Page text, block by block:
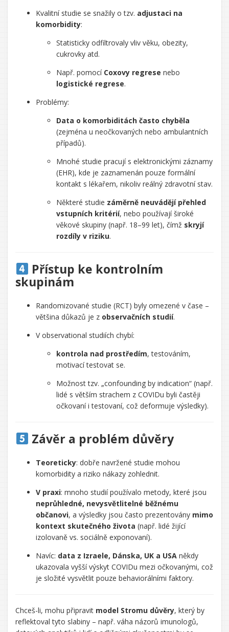
Kvalitní studie se snažily o tzv. adjustaci na
komorbidity:
Statisticky odfiltrovaly vliv věku, obezity,
cukrovky atd.
Např. pomocí Coxovy regrese nebo
logistické regrese.
Problémy:
Data o komorbiditách často chyběla
(zejména u neočkovaných nebo ambulantních
případů).
Mnohé studie pracují s elektronickými záznamy
(EHR), kde je zaznamenán pouze formální
kontakt s lékařem, nikoliv reálný zdravotní stav.
Některé studie záměrně neuvádějí přehled
vstupních kritérií, nebo používají široké
věkové skupiny (např. 18–99 let), čímž skryjí
rozdíly v riziku.
Přístup ke kontrolním
skupinám
Randomizované studie (RCT) byly omezené v čase –
většina důkazů je z observačních studií.
V observational studiích chybí:
kontrola nad prostředím, testováním,
motivací testovat se.
Možnost tzv. „confounding by indication“ (např.
lidé s větším strachem z COVIDu byli častěji
očkovaní i testovaní, což deformuje výsledky).
Závěr a problém důvěry
Teoreticky: dobře navržené studie mohou
komorbidity a riziko nákazy zohlednit.
V praxi: mnoho studií používalo metody, které jsou
neprůhledné, nevysvětlitelné běžnému
občanovi, a výsledky jsou často prezentovány mimo
kontext skutečného života (např. lidé žijící
izolovaně vs. sociálně exponovaní).
Navíc: data z Izraele, Dánska, UK a USA někdy
ukazovala vyšší výskyt COVIDu mezi očkovanými, což
je složité vysvětlit pouze behaviorálními faktory.
Chceš-li, mohu připravit model Stromu důvěry, který by
reflektoval tyto slabiny – např. váha názorů imunologů,